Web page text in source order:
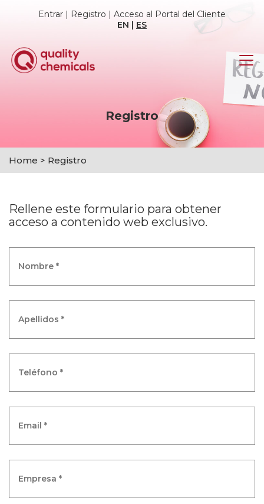
Entrar | Registro | Acceso al Portal del Cliente
EN | ES
Registro
Home > Registro
Rellene este formulario para obtener
acceso a contenido web exclusivo.